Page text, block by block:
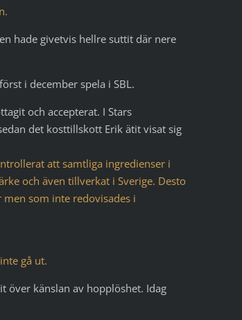
hade givetvis hellre suttit där nere
i december spela i SBL.
och accepterat. I Stars
det kosttillskott Erik ätit visat sig
att samtliga ingredienser i
och även tillverkat i Sverige. Desto
som inte redovisades i
gå ut.
över känslan av hopplöshet. Idag